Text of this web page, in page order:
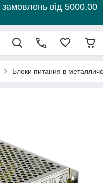
замовлень від 5000,00
Блоки питания в